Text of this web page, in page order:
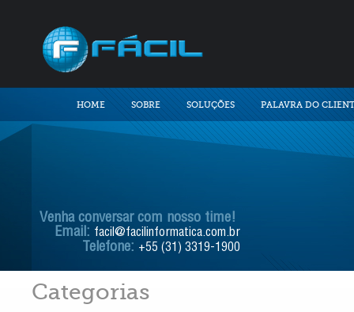
HOME SOBRE SOLUÇÕES PALAVRA DO
Venha conversar com nosso time!
Email: facil@facilinformatica.com.br
Telefone: +55 (31) 3319-1900
Categorias